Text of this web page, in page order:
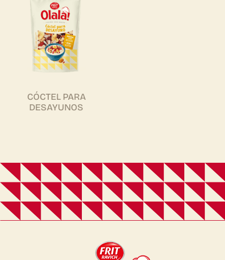
CÓCTEL PARA
DESAYUNOS